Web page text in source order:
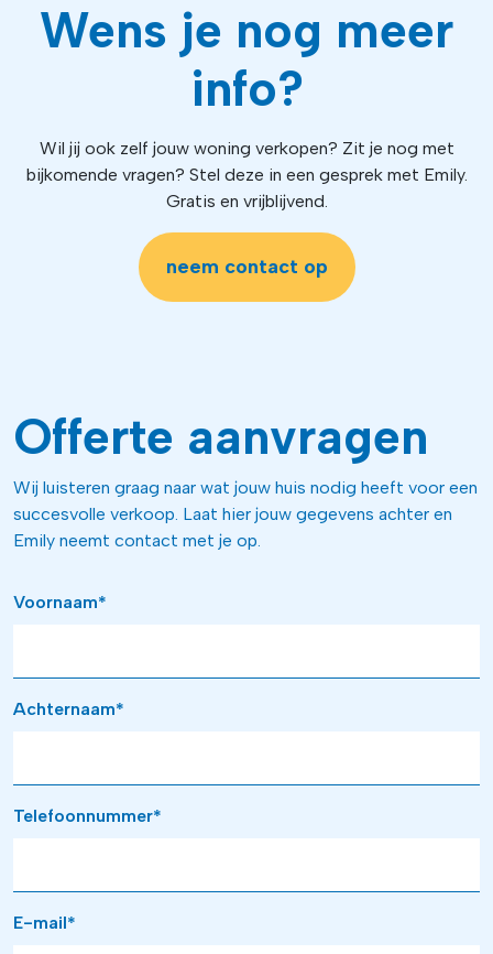
Wens je nog meer
info?
Wil jij ook zelf jouw woning verkopen? Zit je nog met
bijkomende vragen? Stel deze in een gesprek met Emily.
Gratis en vrijblijvend.
neem contact op
Offerte aanvragen
Wij luisteren graag naar wat jouw huis nodig heeft voor een
succesvolle verkoop. Laat hier jouw gegevens achter en
Emily neemt contact met je op.
Voornaam*
Achternaam*
Telefoonnummer*
E-mail*